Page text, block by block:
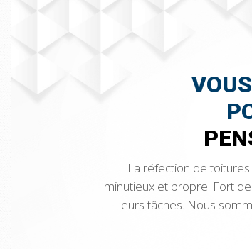
La réfection de
minutieux et propre. Fort
leurs tâches. Nous